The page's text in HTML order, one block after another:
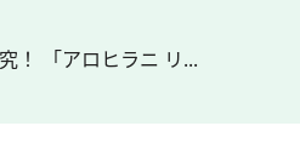
！ 「アロヒラニ リ...